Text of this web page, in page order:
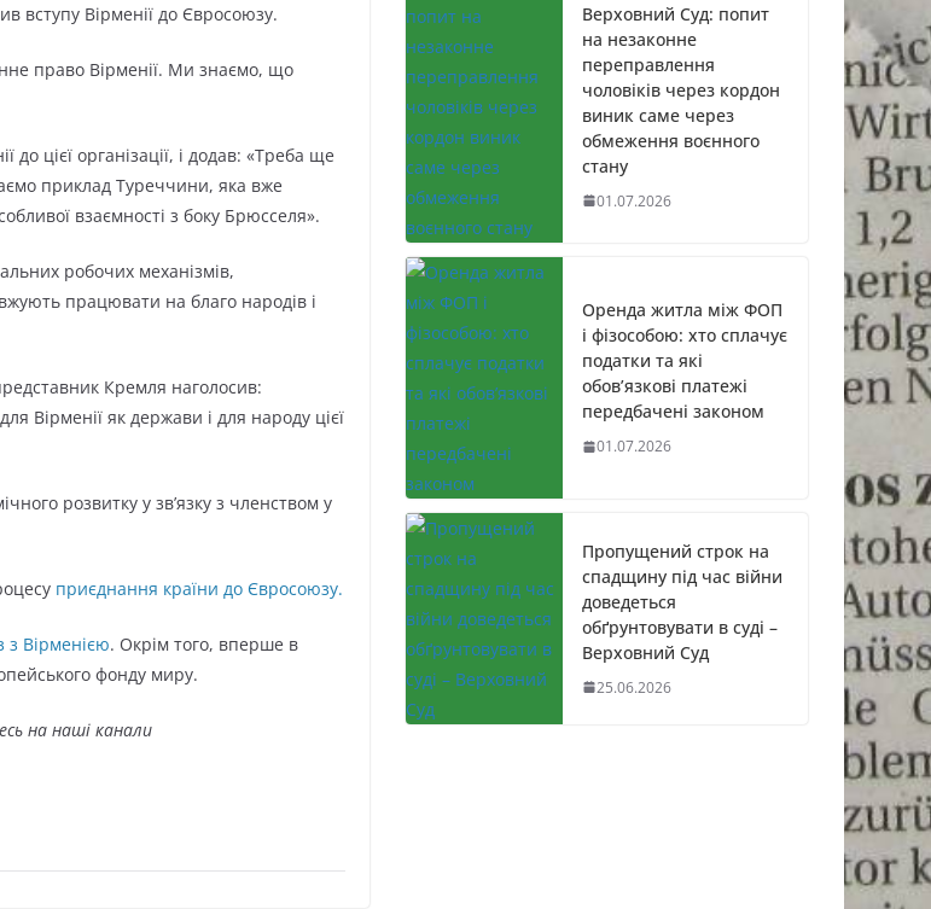
вступу Вірменії до Євросоюзу.
право Вірменії. Ми знаємо, що
цієї організації, і додав: «Треба ще
приклад Туреччини, яка вже
взаємності з боку Брюсселя».
робочих механізмів,
працювати на благо народів і
Кремля наголосив:
Вірменії як держави і для народу цієї
розвитку у зв’язку з членством у
приєднання країни до Євросоюзу.
з Вірменією. Окрім того, вперше в
фонду миру.
на наші канали
Верховний Суд: попит
на незаконне
переправлення
чоловіків через кордон
виник саме через
обмеження воєнного
стану
01.07.2026
Оренда житла між ФОП
і фізособою: хто сплачує
податки та які
обов’язкові платежі
передбачені законом
01.07.2026
Пропущений строк на
спадщину під час війни
доведеться
обґрунтовувати в суді –
Верховний Суд
25.06.2026